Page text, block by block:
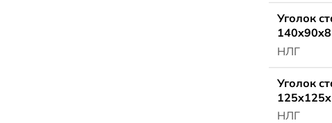
Уголок
НЛГ
Уголок
НЛГ